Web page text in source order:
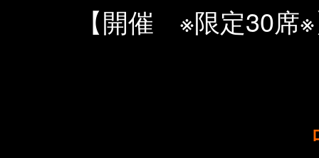
【開催 ※限定30席